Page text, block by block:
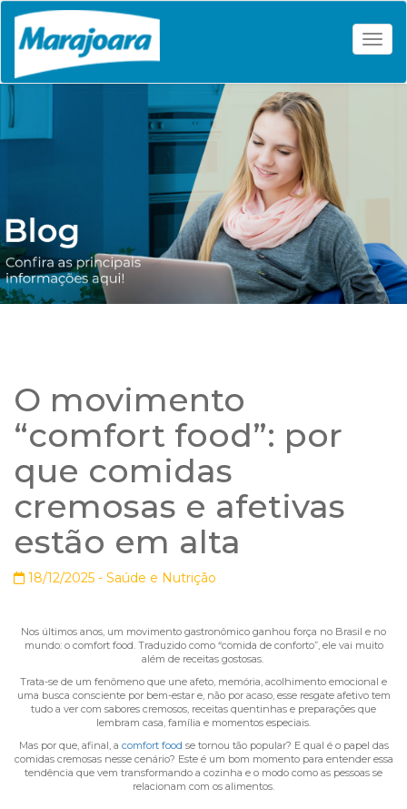
O movimento
“comfort food”: por
que comidas
cremosas e afetivas
estão em alta
18/12/2025 - Saúde e Nutrição
Nos últimos anos, um movimento gastronômico ganhou força no Brasil e no
mundo: o comfort food. Traduzido como “comida de conforto”, ele vai muito
além de receitas gostosas.
Trata-se de um fenômeno que une afeto, memória, acolhimento emocional e
uma busca consciente por bem-estar e, não por acaso, esse resgate afetivo tem
tudo a ver com sabores cremosos, receitas quentinhas e preparações que
lembram casa, família e momentos especiais.
Mas por que, afinal, a comfort food se tornou tão popular? E qual é o papel das
comidas cremosas nesse cenário? Este é um bom momento para entender essa
tendência que vem transformando a cozinha e o modo como as pessoas se
relacionam com os alimentos.